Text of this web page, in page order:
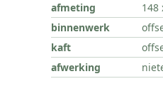
afmeting
148
binnenwerk
kaft
afwerking